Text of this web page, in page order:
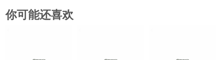
你可能还喜欢